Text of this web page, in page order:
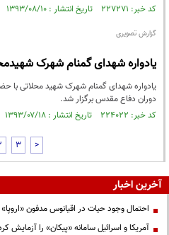
کد خبر: ۲۲۷۲۷۱ تاریخ انتشار : ۱۳۹۳/۰۸/۱۰
گزارش تصویری
یادواره شهدای گمنام شهرک
دوران دفاع مقدس برگزار شد.
کد خبر: ۲۲۴۰۲۲ تاریخ انتشار : ۱۳۹۳/۰۷/۱۸
3 >
آخرین اخبار
احتمال وجود حیات در اقیانوس مدفون «اروپا»
آمریکا و اسرائیل سامانه «پیکان» را آزمایش